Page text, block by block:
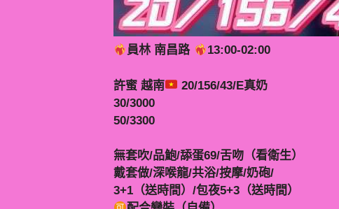
員林 南昌路 13:00-02:00
許蜜 越南
20/156/43/E真奶
30/3000
50/3300
無套吹/品鮑/舔蛋69/舌吻（看衛生）
戴套做/深喉龍/共浴/按摩/奶砲/
3+1（送時間）/包夜5+3（送時間）